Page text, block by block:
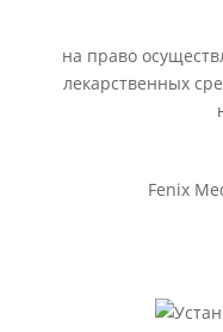
на право
лекарственных
Fenix